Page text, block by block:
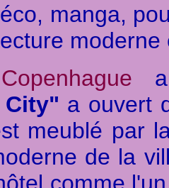
manga,
Copenhague
City" a ouvert
meublé par
de la